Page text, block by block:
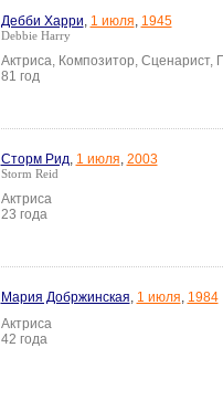
Дебби Харри, 1 июля, 1945
Debbie Harry
Актриса, Композитор, Сценарист,
81 год
Сторм Рид, 1 июля, 2003
Storm Reid
Актриса
23 года
Мария Добржинская, 1 июля, 1984
Актриса
42 года